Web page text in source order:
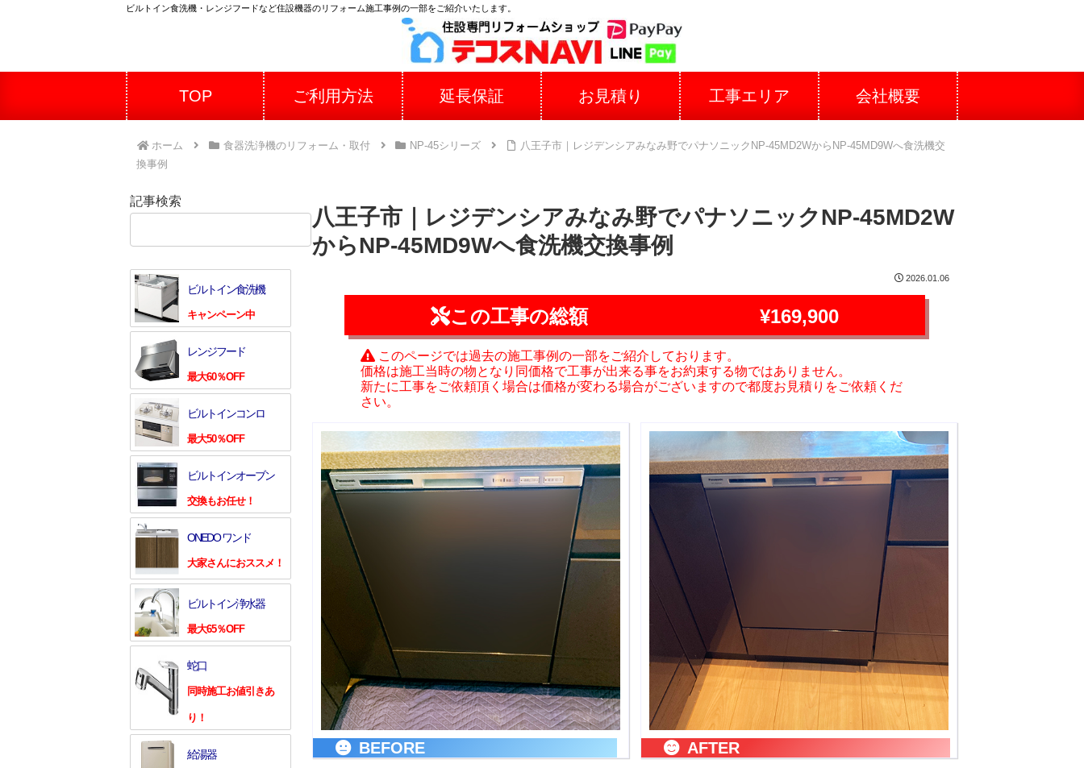
ビルトイン食洗機・レンジフードなど住設機器のリフォーム施工事例の一部をご紹介いたします。
TOP ご利用方法 延長保証 お見積り 工事エリア 会社概要
ホーム 食器洗浄機のリフォーム・取付 NP-45シリーズ
八王子市｜レジデンシアみなみ野でパナソニックNP-45MD2WからNP-45MD9Wへ食洗機交
換事例
八王子市｜レジデンシアみなみ野でパナソニックNP-45MD2W
からNP-45MD9Wへ食洗機交換事例
2026.01.06
この工事の総額 ¥169,900
このページでは過去の施工事例の一部をご紹介しております。
価格は施工当時の物となり同価格で工事が出来る事をお約束する物ではありません。
新たに工事をご依頼頂く場合は価格が変わる場合がございますので都度お見積りをご依頼くだ
さい。
BEFORE AFTER
記事検索
検索
ビルトイン食洗機
キャンペーン中
レンジフード
最大60％OFF
ビルトインコンロ
最大50％OFF
ビルトインオーブン
交換もお任せ！
ONEDO ワンド
大家さんにおススメ！
ビルトイン浄水器
最大65％OFF
蛇口
同時施工お値引きあ
り！
給湯器